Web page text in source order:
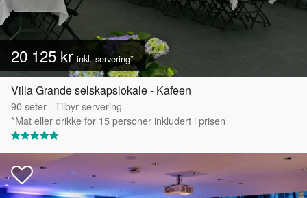
20 125 krinkl. servering*
Villa Grande selskapslokale - Kafeen
90seter · Tilbyr servering
*Mat eller drikke for 15 personer inkludert i prisen